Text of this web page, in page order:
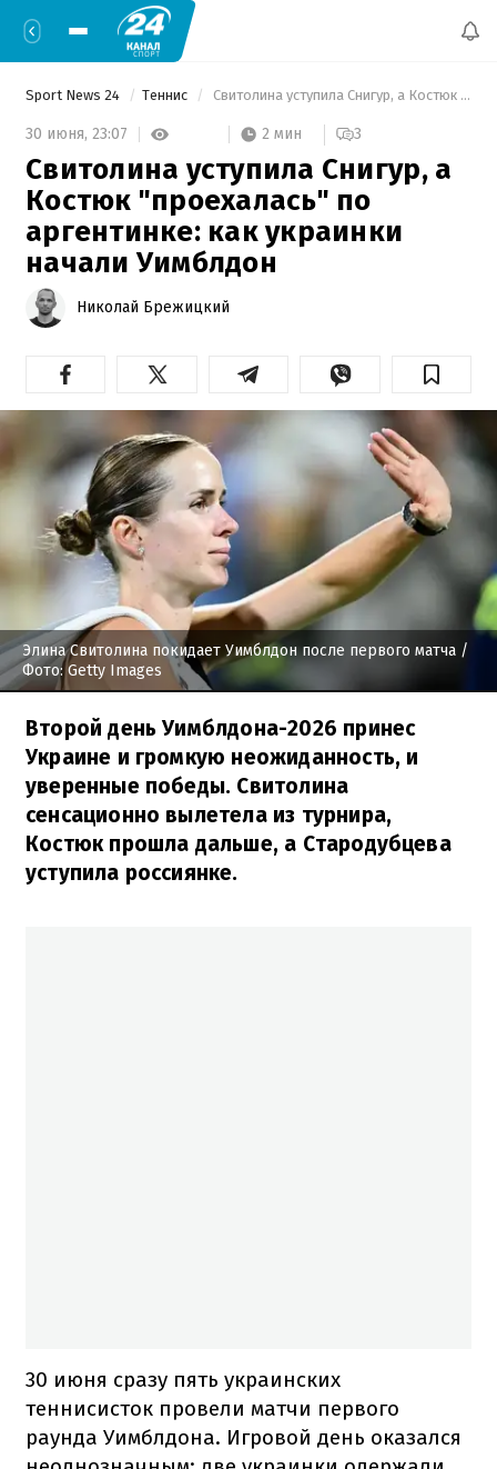
Sport News 24 Теннис Свитолина уступила Снигур, а Костюк "проехалась" по аргентинке: как украинки начали Уимблдон
30 июня, 23:07 2 мин 3
Свитолина уступила Снигур, а
Костюк "проехалась" по
аргентинке: как украинки
начали Уимблдон
Николай Брежицкий
Элина Свитолина покидает Уимблдон после первого матча /
Фото: Getty Images
Второй день Уимблдона-2026 принес
Украине и громкую неожиданность, и
уверенные победы. Свитолина
сенсационно вылетела из турнира,
Костюк прошла дальше, а Стародубцева
уступила россиянке.
30 июня сразу пять украинских
теннисисток провели матчи первого
раунда Уимблдона. Игровой день оказался